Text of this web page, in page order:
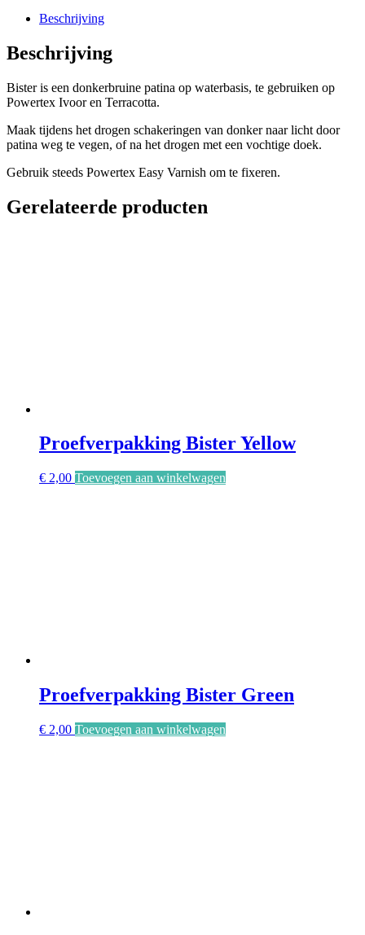
Beschrijving
Beschrijving
Bister is een donkerbruine patina op waterbasis, te gebruiken op
Powertex Ivoor en Terracotta.
Maak tijdens het drogen schakeringen van donker naar licht door
patina weg te vegen, of na het drogen met een vochtige doek.
Gebruik steeds Powertex Easy Varnish om te fixeren.
Gerelateerde producten
Proefverpakking Bister Yellow
€ 2,00 Toevoegen aan winkelwagen
Proefverpakking Bister Green
€ 2,00 Toevoegen aan winkelwagen